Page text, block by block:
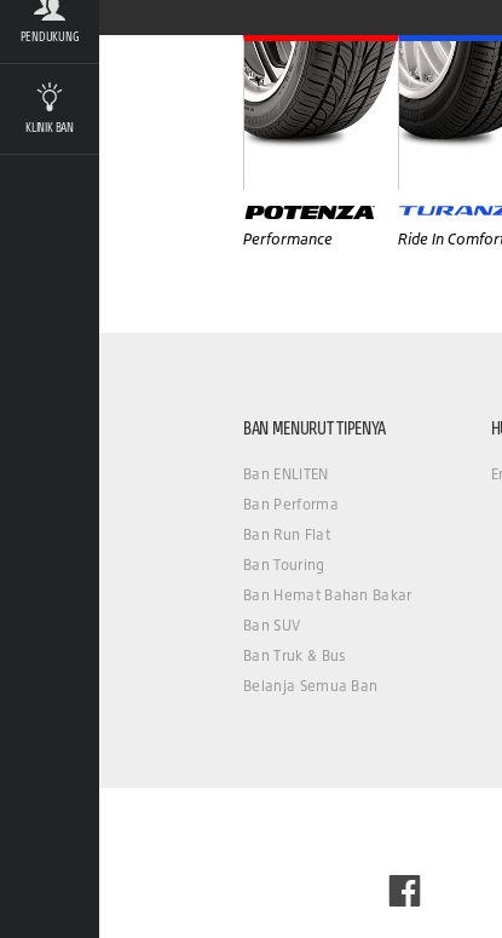
PENDUKUNG
KLINIK BAN
Performance Ride In
BAN MENURUT TIPENYA
Ban ENLITEN
Ban Performa
Ban Run Flat
Ban Touring
Ban Hemat Bahan Bakar
Ban SUV
Ban Truk & Bus
Belanja Semua Ban